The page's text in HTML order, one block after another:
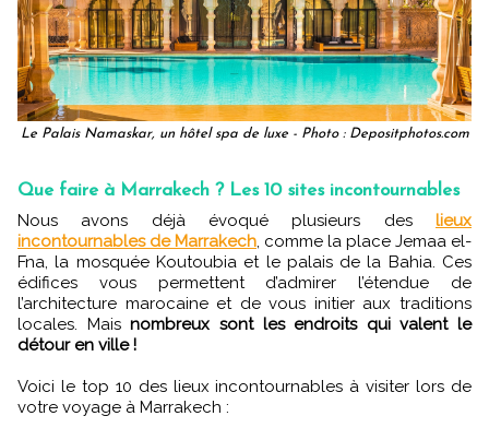
Le Palais Namaskar, un hôtel spa de luxe - Photo : Depositphotos.com
Que faire à Marrakech ? Les 10 sites incontournables
Nous avons déjà évoqué plusieurs des lieux
incontournables de Marrakech, comme la place Jemaa el-
Fna, la mosquée Koutoubia et le palais de la Bahia. Ces
édifices vous permettent d’admirer l’étendue de
l’architecture marocaine et de vous initier aux traditions
locales. Maisnombreux sont les endroits qui valent le
détour en ville !
Voici le top 10 des lieux incontournables à visiter lors de
votre voyage à Marrakech :